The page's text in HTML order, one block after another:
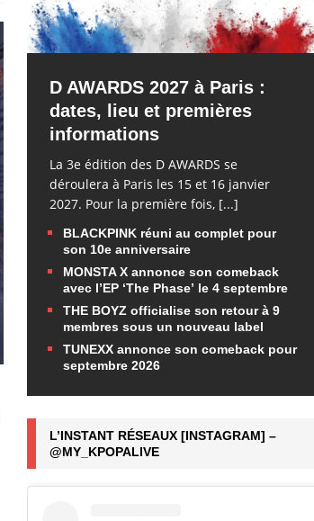
D AWARDS 2027 à Paris :
dates, lieu et premières
informations
La 3e édition des D AWARDS se
déroulera à Paris les 15 et 16 janvier
2027. Pour la première fois, [...]
BLACKPINK réuni au complet pour
son 10e anniversaire
MONSTA X annonce son comeback
avec l’EP ‘The Phase’ le 4 septembre
THE BOYZ officialise son retour à 9
membres sous un nouveau label
TUNEXX annonce son comeback pour
septembre 2026
L’INSTANT RÉSEAUX [INSTAGRAM] –
@MY_KPOPALIVE